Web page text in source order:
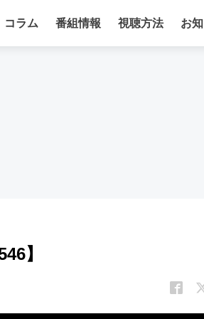
コラム 番組情報 視聴方法 お
】